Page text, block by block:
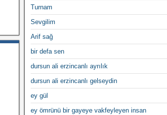
Turnam
Sevgilim
Arif sağ
bir defa sen
dursun ali erzincanlı ayrılık
dursun ali erzincanlı gelseydin
ey gül
ey ömrünü bir gayeye vakfeyleyen insan